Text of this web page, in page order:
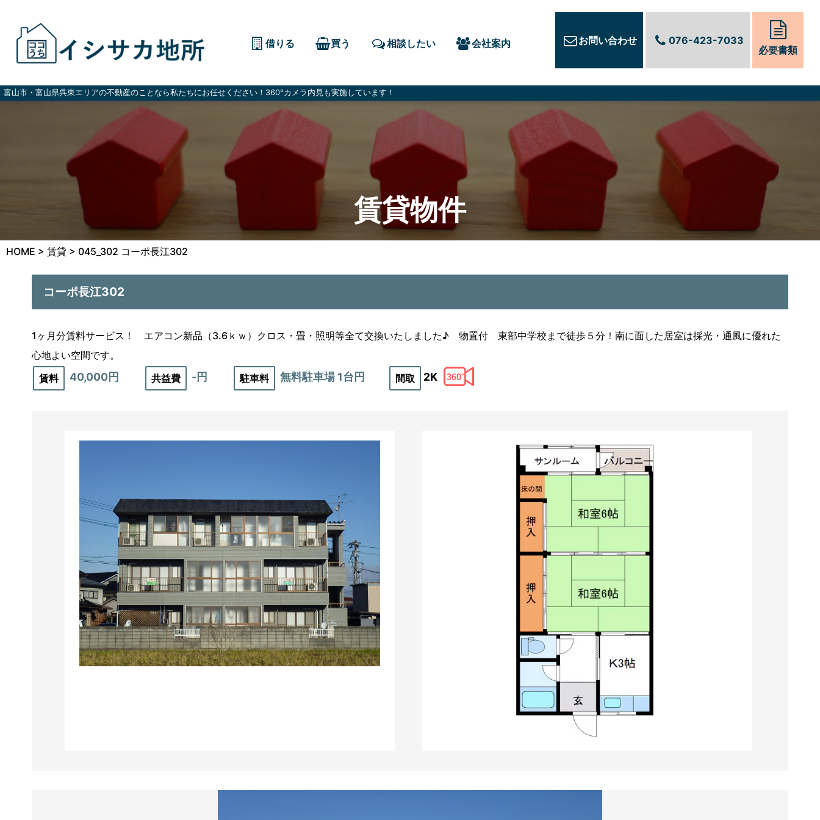
借りる 買う 相談したい 会社案内 お問い合わせ
076-423-7033
必要書類
富山市・富山県呉東エリアの不動産のことなら私たちにお任せください！360°カメラ内見も実施しています！
賃貸物件
HOME > 賃貸 > 045_302 コーポ長江302
コーポ長江302
1ヶ月分賃料サービス！ エアコン新品（3.6ｋｗ）クロス・畳・照明等全て交換いたしました♪ 物置付 東部中学校まで徒歩５分！南に面した居室は採光・通風に優れた
心地よい空間です。
賃料
40,000円 共益費 -円 駐車料 無料駐車場 1台円 間取 2K